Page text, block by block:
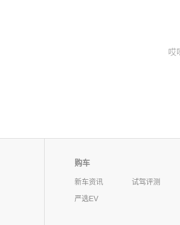
哎
购车
新车资讯
试驾评测
严选EV